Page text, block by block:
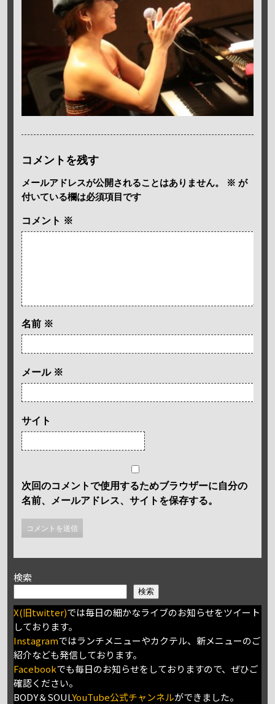
コメントを残す
メールアドレスが公開されることはありません。 ※ が
付いている欄は必須項目です
コメント ※
名前 ※
メール ※
サイト
次回のコメントで使用するためブラウザーに自分の
名前、メールアドレス、サイトを保存する。
検索
検索
X(旧twitter)では毎日の細かなライブのお知らせをツイート
しております。
Instagramではランチメニューやカクテル、新メニューのご
紹介なども発信しております。
Facebookでも毎日のお知らせをしておりますので、ぜひご
確認ください。
BODY＆SOULYouTube公式チャンネルができました。